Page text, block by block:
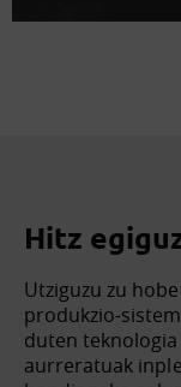
Hitz
Utziguzu zu
produkzio-
duten
aurreratuak